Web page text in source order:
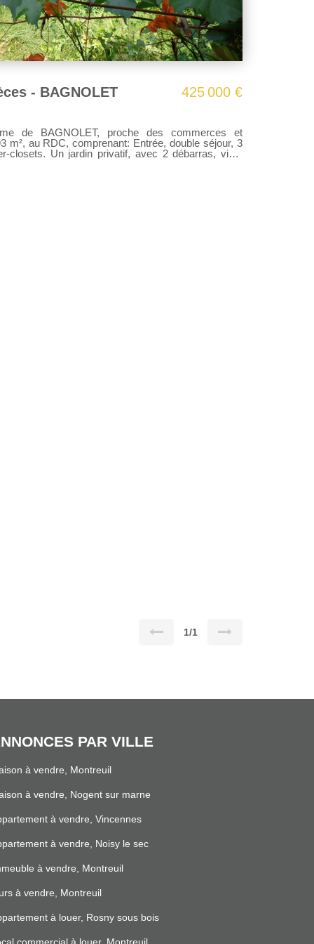
- BAGNOLET 425 000 €
proche des commerces et
m², au RDC, comprenant: Entrée, double séjour, 3
closets. Un jardin privatif, avec 2 débarras, vient
1/1
PAR VILLE
à vendre, Montreuil
à vendre, Nogent sur marne
à vendre, Vincennes
à vendre, Noisy le sec
à vendre, Montreuil
à vendre, Montreuil
à louer, Rosny sous bois